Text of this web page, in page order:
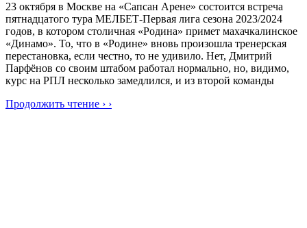
23 октября в Москве на «Сапсан Арене» состоится встреча
пятнадцатого тура МЕЛБЕТ-Первая лига сезона 2023/2024
годов, в котором столичная «Родина» примет махачкалинское
«Динамо». То, что в «Родине» вновь произошла тренерская
перестановка, если честно, то не удивило. Нет, Дмитрий
Парфёнов со своим штабом работал нормально, но, видимо,
курс на РПЛ несколько замедлился, и из второй команды
Продолжить чтение › ›